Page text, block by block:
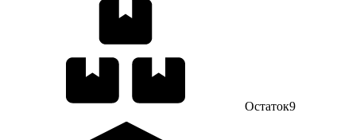
Остаток9